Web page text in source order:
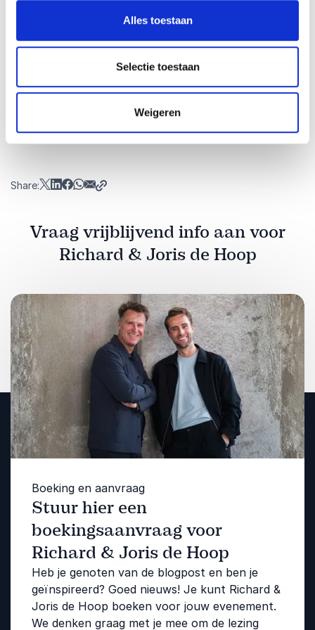
Alles toestaan
Selectie toestaan
Weigeren
bijblijft en dat iets losmaakt.
Benieuwd of deze keynote past bij jullie
organisatie of event?Neem contact met ons op
voor een vrijblijvend voorstel of kennismaking.
Share:
Vraag vrijblijvend info aan voor
Richard & Joris de Hoop
Boeking en aanvraag
Stuur hier een
boekingsaanvraag voor
Richard & Joris de Hoop
Heb je genoten van de blogpost en ben je
geïnspireerd? Goed nieuws! Je kunt Richard &
Joris de Hoop boeken voor jouw evenement.
We denken graag met je mee om de lezing